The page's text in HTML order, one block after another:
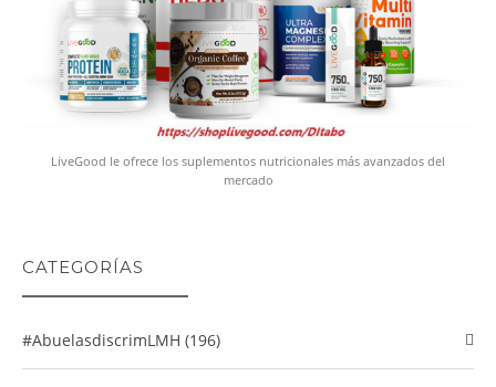
LiveGood le ofrece los suplementos nutricionales más avanzados del
mercado
CATEGORÍAS
#abuelasdiscrimLMH (196)